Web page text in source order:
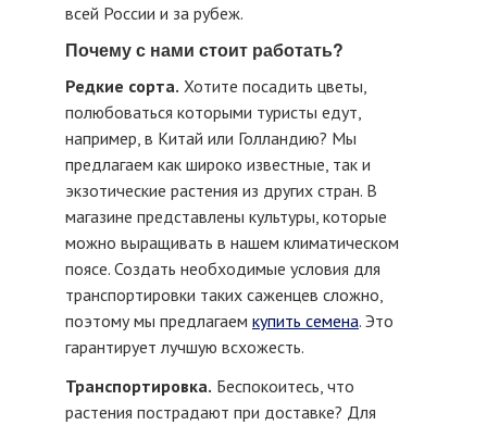
всей России и за рубеж.
Почему с нами стоит работать?
Редкие сорта. Хотите посадить цветы,
полюбоваться которыми туристы едут,
например, в Китай или Голландию? Мы
предлагаем как широко известные, так и
экзотические растения из других стран. В
магазине представлены культуры, которые
можно выращивать в нашем климатическом
поясе. Создать необходимые условия для
транспортировки таких саженцев сложно,
поэтому мы предлагаем купить семена. Это
гарантирует лучшую всхожесть.
Транспортировка. Беспокоитесь, что
растения пострадают при доставке? Для